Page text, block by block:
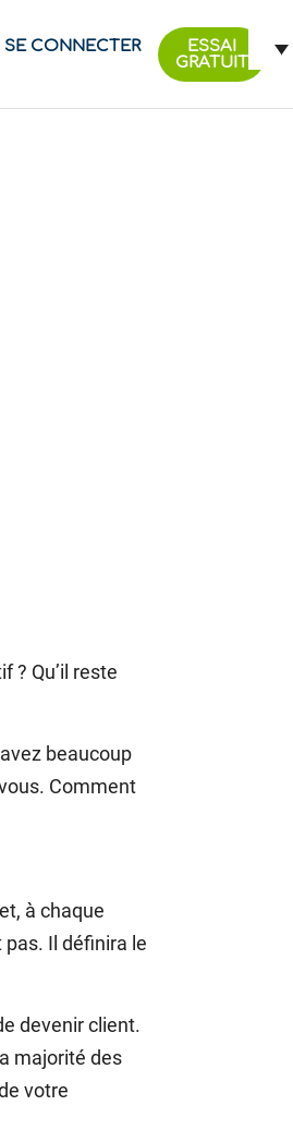
SE CONNECTER
ESSAI
GRATUIT
? Qu’il reste
beaucoup
Comment
à chaque
Il définira le
devenir client.
majorité des
votre